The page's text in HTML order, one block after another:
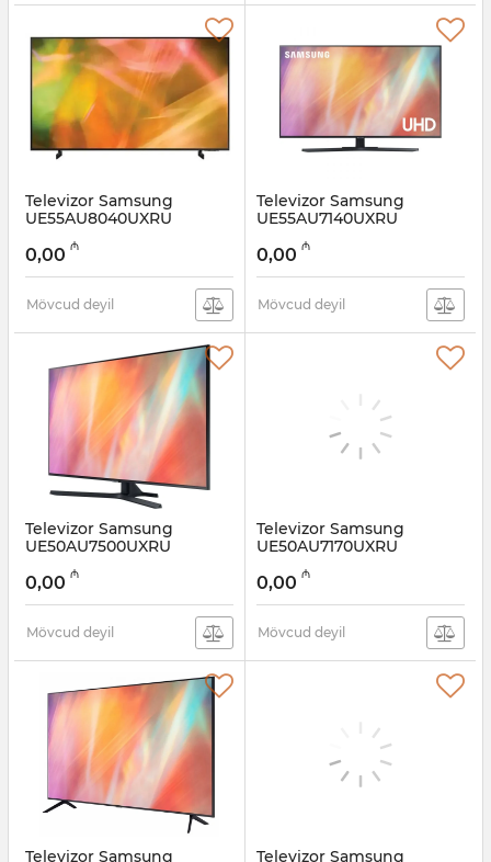
Televizor Samsung
UE55AU8040UXRU
12011227
0,00 ₼
Mövcud deyil
Televizor Samsung
UE55AU7140UXRU
12011226
0,00 ₼
Mövcud deyil
Televizor Samsung
UE50AU7500UXRU
12011225
0,00 ₼
Mövcud deyil
Televizor Samsung
UE50AU7170UXRU
12011224
0,00 ₼
Mövcud deyil
Televizor Samsung
Televizor Samsung